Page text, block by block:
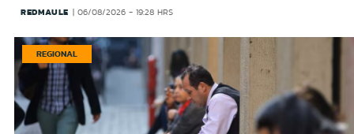
REDMAULE 06/08/2026 - 19:28 HRS
REGIONAL